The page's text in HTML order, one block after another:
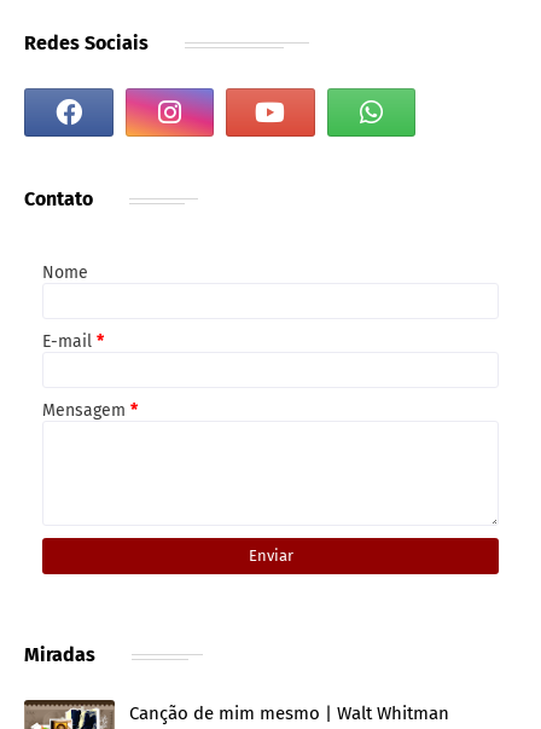
Redes Sociais
Contato
Nome
E-mail *
Mensagem *
Miradas
Canção de mim mesmo | Walt Whitman